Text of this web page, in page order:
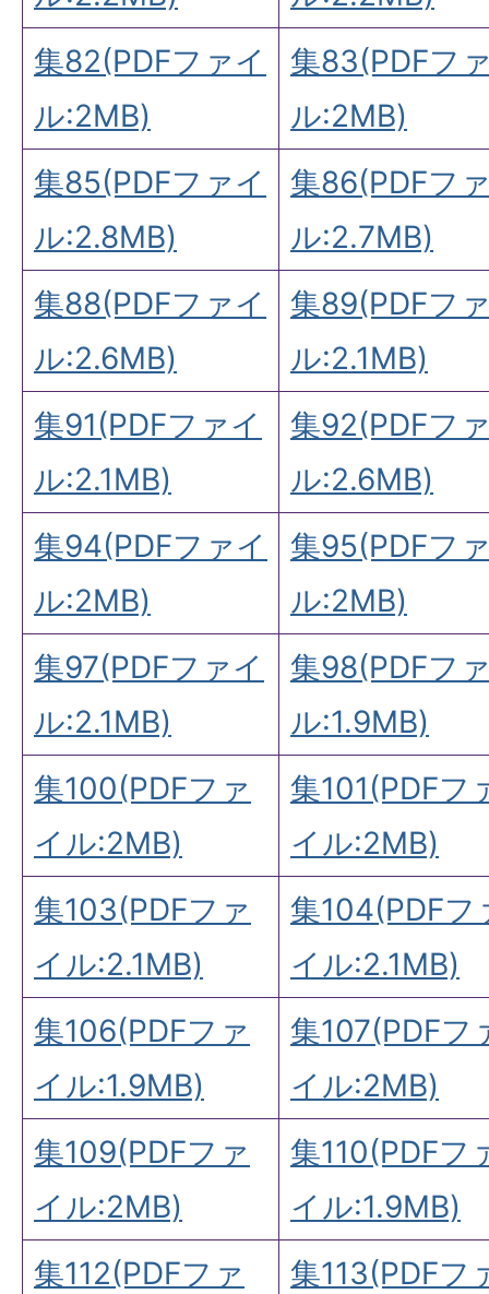
集82(PDFファイ
ル:2MB)
集83(PDFフ
ル:2MB)
集85(PDFファイ
ル:2.8MB)
集86(PDFフ
ル:2.7MB)
集88(PDFファイ
ル:2.6MB)
集89(PDFフ
ル:2.1MB)
集91(PDFファイ
ル:2.1MB)
集92(PDFフ
ル:2.6MB)
集94(PDFファイ
ル:2MB)
集95(PDFフ
ル:2MB)
集97(PDFファイ
ル:2.1MB)
集98(PDFフ
ル:1.9MB)
集100(PDFファ
イル:2MB)
集101(PDFフ
イル:2MB)
集103(PDFファ
イル:2.1MB)
集104(PDFフ
イル:2.1MB)
集106(PDFファ
イル:1.9MB)
集107(PDFフ
イル:2MB)
集109(PDFファ
イル:2MB)
集110(PDFフ
イル:1.9MB)
集112(PDFファ
集113(PDFフ